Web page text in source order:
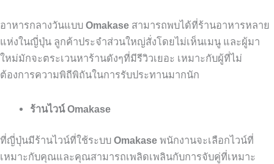
อาหารกลางวันแบบ Omakase สามารถพบได้ที่ร้านอาหารหลาย
แห่งในญี่ปุ่น ลูกค้าประจำส่วนใหญ่สั่งโดยไม่เห็นเมนู และผู้มา
ใหม่มักจะตระเวนหาร้านดังๆที่มีรีวิวเยอะ เหมาะกับผู้ที่ไม่
ต้องการความพิถีพิถันในการรับประทานมากนัก
ร้านไวน์ Omakase
ที่ญี่ปุ่นมีร้านไวน์ที่ใช้ระบบ Omakase พนักงานจะเลือกไวน์ที่
เหมาะกับคุณและคุณสามารถเพลิดเพลินกับการจับคู่ที่เหมาะ